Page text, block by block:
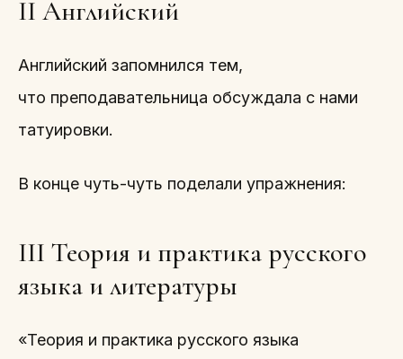
II Английский
Английский запомнился тем,
что преподавательница обсуждала с нами
татуировки.
В конце чуть-чуть поделали упражнения:
III Теория и практика русского
языка и литературы
«Теория и практика русского языка